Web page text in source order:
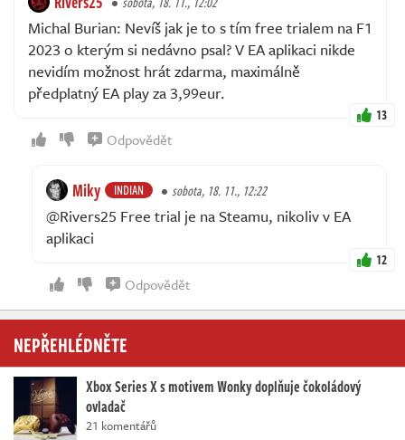
Michal Burian: Nevíš jak je to s tím free trialem na F1
2023 o kterým si nedávno psal? V EA aplikaci nikde
nevidím možnost hrát zdarma, maximálně
předplatný EA play za 3,99eur.
13
Odpovědět
Miky INDIAN sobota, 18. 11., 12:22
@Rivers25 Free trial je na Steamu, nikoliv v EA
aplikaci
12
Odpovědět
NEPŘEHLÉDNĚTE
Xbox Series X s motivem Wonky doplňuje čokoládový
ovladač
21 komentářů